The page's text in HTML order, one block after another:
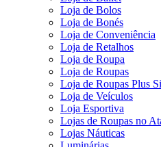
Loja de Bolos
Loja de Bonés
Loja de Conveniência
Loja de Retalhos
Loja de Roupa
Loja de Roupas
Loja de Roupas Plus
Loja de Veículos
Loja Esportiva
Lojas de Roupas no
Lojas Náuticas